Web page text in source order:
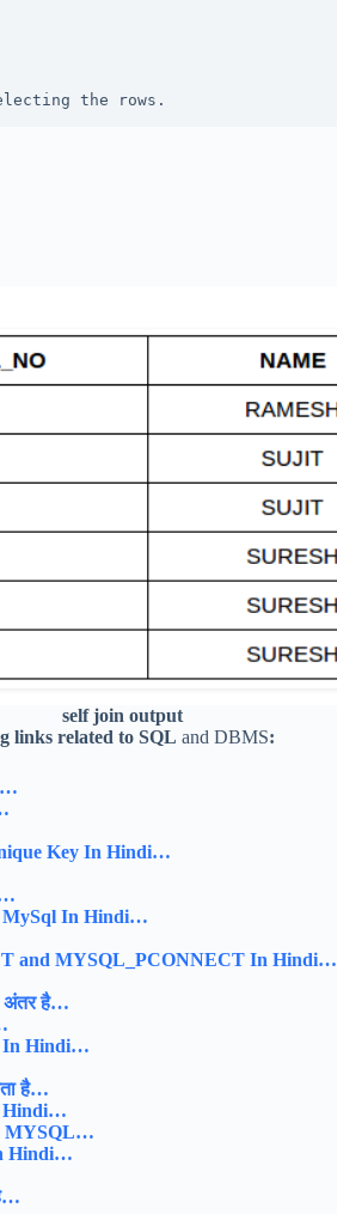
the rows.
self join output
links related to SQL and DBMS:
Key In Hindi…
MySql In Hindi…
and MYSQL_PCONNECT In Hindi…
अंतर है…
In Hindi…
है…
Hindi…
MYSQL…
Hindi…